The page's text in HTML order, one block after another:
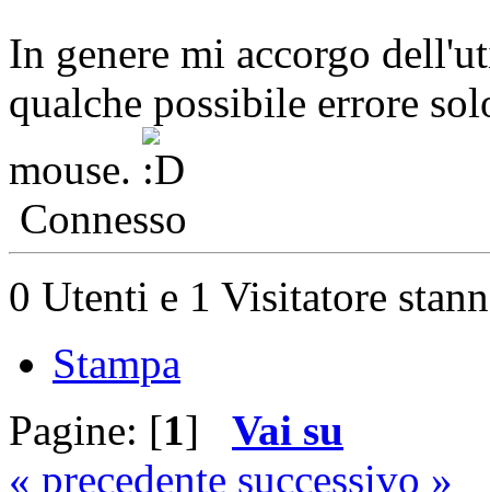
In genere mi accorgo
qualche possibile errore
mouse.
Connesso
0 Utenti e 1 Visitatore
Stampa
Pagine: [1] Vai su
« precedente successivo »